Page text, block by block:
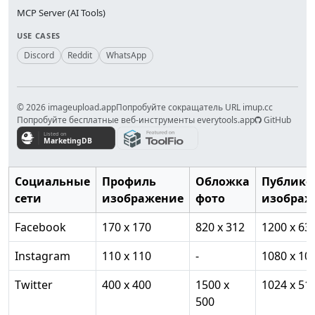
MCP Server (AI Tools)
USE CASES
Discord Reddit WhatsApp
© 2026 imageupload.appПопробуйте сокращатель URL imup.cc
Попробуйте бесплатные веб-инструменты everytools.app
GitHub
Социальные
сети
Профиль
изображение
Обложка
фото
Facebook
170 x 170 820 x 312
1200 x
Instagram
110 x 110 -
1080 x
Twitter
400 x 400
1500 x
500
1024 x